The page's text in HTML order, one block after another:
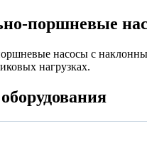
поршневые
насосы с
нагрузках.